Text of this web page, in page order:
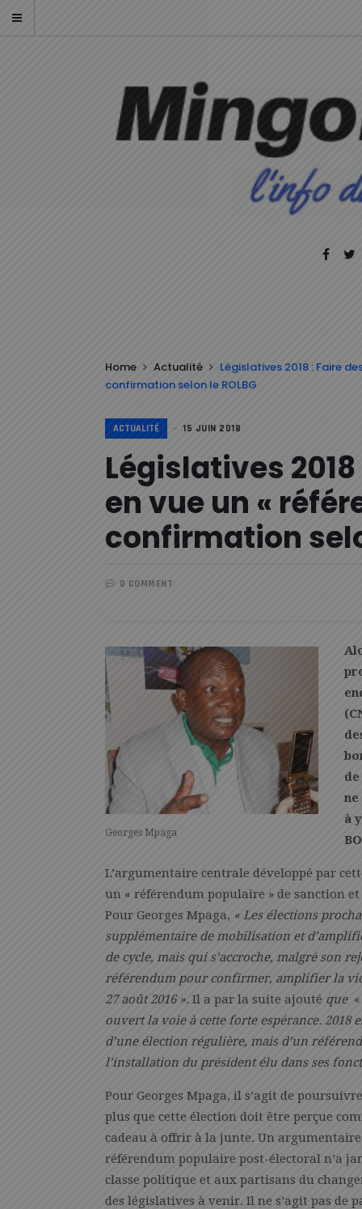
Home Actualité
Législatives 2018 : Faire
confirmation selon le ROLBG
ACTUALITÉ 15 JUIN 2018
Législatives
en vue un «
confirmation
0 COMMENT
Georges Mpaga
ne
à
L’argumentaire centrale développé par
un « référendum populaire » de sanction
Pour Georges Mpaga, « Les élections
supplémentaire de mobilisation et
de cycle, mais qui s’accroche, malgré son
référendum pour confirmer, amplifier la
27 août 2016 ». Il a par la suite ajouté que
ouvert la voie à cette forte espérance. 2018
d’une élection régulière, mais d’un
l’installation du président élu dans ses
Pour Georges Mpaga, il s’agit de
plus que cette élection doit être perçue
cadeau à offrir à la junte. Un argumentaire
référendum populaire post-électoral n’a
classe politique et aux partisans du
des législatives à venir. Il ne s’agit pas de